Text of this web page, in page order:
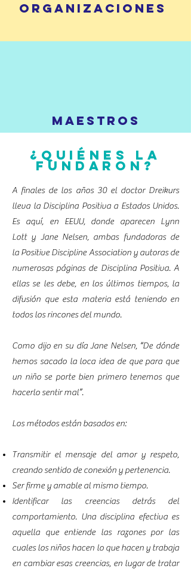
ORGANIZACIONES
MAESTROS
¿Quiénes la
fundaron?
A finales de los años 30 el doctor Dreikurs
lleva la Disciplina Positiva a Estados Unidos.
Es aquí, en EEUU, donde aparecen Lynn
Lott y Jane Nelsen, ambas fundadoras de
la Positive Discipline Association y autoras de
numerosas páginas de Disciplina Positiva. A
ellas se les debe, en los últimos tiempos, la
difusión que esta materia está teniendo en
todos los rincones del mundo.
Como dijo en su día Jane Nelsen, “De dónde
hemos sacado la loca idea de que para que
un niño se porte bien primero tenemos que
hacerlo sentir mal”.
Los métodos están basados en:
Transmitir el mensaje del amor y respeto,
creando sentido de conexión y pertenencia.
Ser firme y amable al mismo tiempo.
Identificar las creencias detrás del
comportamiento. Una disciplina efectiva es
aquella que entiende las razones por las
cuales los niños hacen lo que hacen y trabaja
en cambiar esas creencias, en lugar de tratar